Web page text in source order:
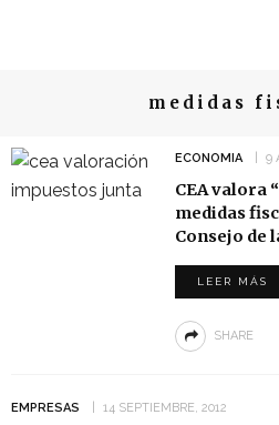
medidas
ECONOMIA 9
CEA valora
medidas
Consejo de
LEER MÁS
SHARE
EMPRESAS 14 SEPTIEMBRE, 2012